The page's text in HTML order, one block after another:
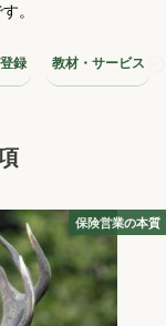
。
録 教材・サービス
保険営業の本質